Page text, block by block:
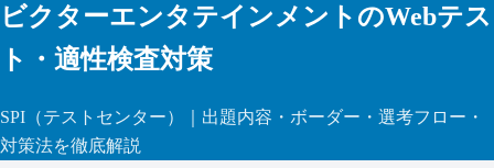
ビクターエンタテインメント のWebテス
ト・適性検査対策
SPI （テストセンター）
｜出題内容・ボーダー・選考フロー・
対策法を徹底解説